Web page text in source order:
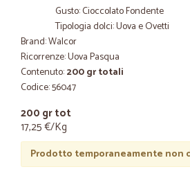
Gusto: Cioccolato Fondente
Tipologia dolci: Uova e Ovetti
Brand: Walcor
Ricorrenze: Uova Pasqua
Contenuto:200 gr totali
Codice: 56047
200 gr tot
17,25 €/Kg
Prodotto temporaneamente non